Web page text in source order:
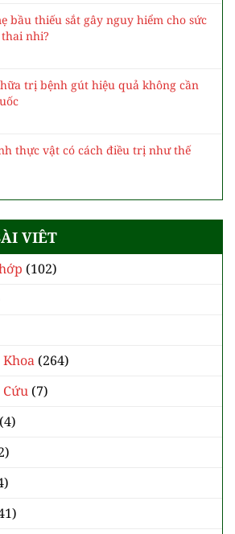
bầu thiếu sắt gây nguy hiểm cho sức
nhi?
trị bệnh gút hiệu quả không cần
thực vật có cách điều trị như thế
VIÊT
(102)
(264)
Cứu (7)
(4)